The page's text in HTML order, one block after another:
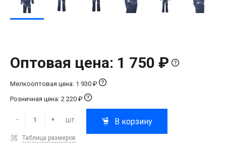
Оптовая цена: 1 750 ₽
Мелкооптовая цена: 1 930 ₽
Розничная цена: 2 220 ₽
- + шт. В корзину
Таблица размеров